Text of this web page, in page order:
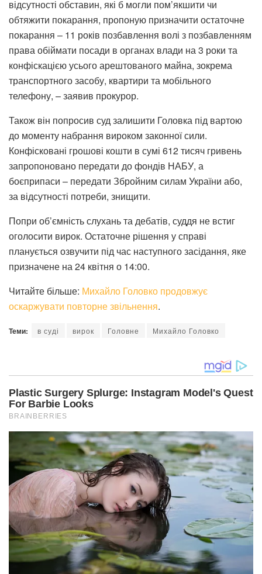
відсутності обставин, які б могли пом’якшити чи
обтяжити покарання, пропоную призначити остаточне
покарання – 11 років позбавлення волі з позбавленням
права обіймати посади в органах влади на 3 роки та
конфіскацією усього арештованого майна, зокрема
транспортного засобу, квартири та мобільного
телефону, – заявив прокурор.
Також він попросив суд залишити Головка під вартою
до моменту набрання вироком законної сили.
Конфісковані грошові кошти в сумі 612 тисяч гривень
запропоновано передати до фондів НАБУ, а
боєприпаси – передати Збройним силам України або,
за відсутності потреби, знищити.
Попри об’ємність слухань та дебатів, суддя не встиг
оголосити вирок. Остаточне рішення у справі
планується озвучити під час наступного засідання, яке
призначене на 24 квітня о 14:00.
Читайте більше: Михайло Головко продовжує
оскаржувати повторне звільнення.
Теми: в суді вирок Головне Михайло Головко